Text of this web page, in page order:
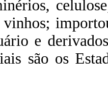
e
são os